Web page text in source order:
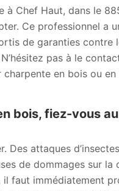
Chef Haut, dans le
Ce professionnel a
de garanties contre
pas à le
en bois ou
bois, fiez-vous
attaques
de dommages sur
faut immédiatement